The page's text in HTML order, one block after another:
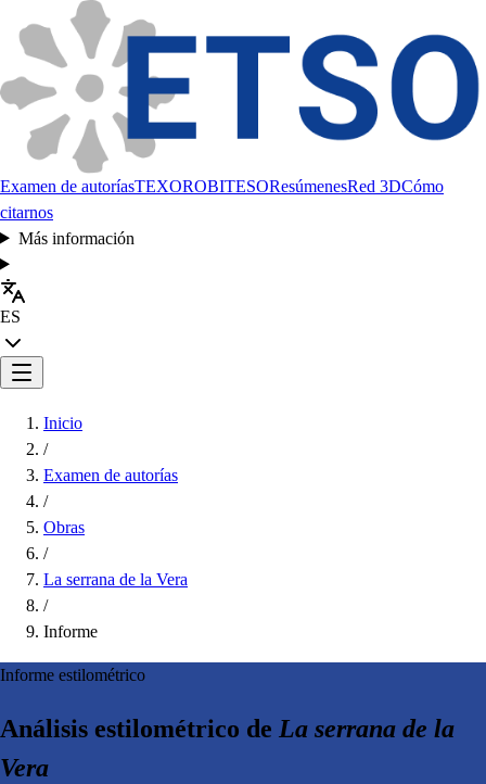
Examen de autoríasTEXOROBITESOResúmenesRed 3DCómo
citarnos
Más información
ES
Inicio
/
Examen de autorías
/
Obras
/
La serrana de la Vera
/
Informe
Informe estilométrico
Análisis estilométrico de La serrana de la
Vera